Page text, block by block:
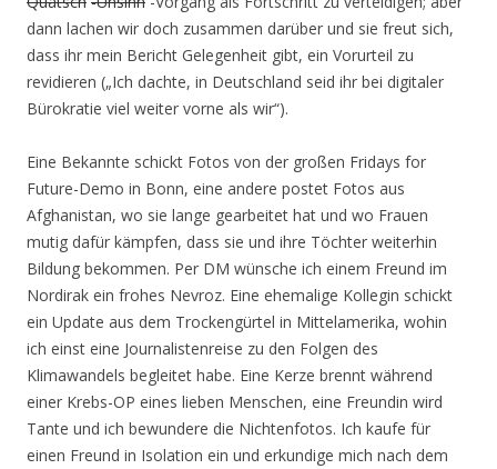
dann lachen wir doch zusammen darüber und sie freut sich,
dass ihr mein Bericht Gelegenheit gibt, ein Vorurteil zu
revidieren („Ich dachte, in Deutschland seid ihr bei digitaler
Bürokratie viel weiter vorne als wir“).
Eine Bekannte schickt Fotos von der großen Fridays for
Future-Demo in Bonn, eine andere postet Fotos aus
Afghanistan, wo sie lange gearbeitet hat und wo Frauen
mutig dafür kämpfen, dass sie und ihre Töchter weiterhin
Bildung bekommen. Per DM wünsche ich einem Freund im
Nordirak ein frohes Nevroz. Eine ehemalige Kollegin schickt
ein Update aus dem Trockengürtel in Mittelamerika, wohin
ich einst eine Journalistenreise zu den Folgen des
Klimawandels begleitet habe. Eine Kerze brennt während
einer Krebs-OP eines lieben Menschen, eine Freundin wird
Tante und ich bewundere die Nichtenfotos. Ich kaufe für
einen Freund in Isolation ein und erkundige mich nach dem